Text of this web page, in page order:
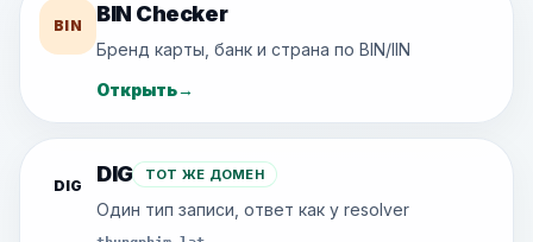
BIN BIN Checker
Бренд карты, банк и страна по BIN/IIN
Открыть→
DIG DIG ТОТ ЖЕ ДОМЕН
Один тип записи, ответ как у resolver